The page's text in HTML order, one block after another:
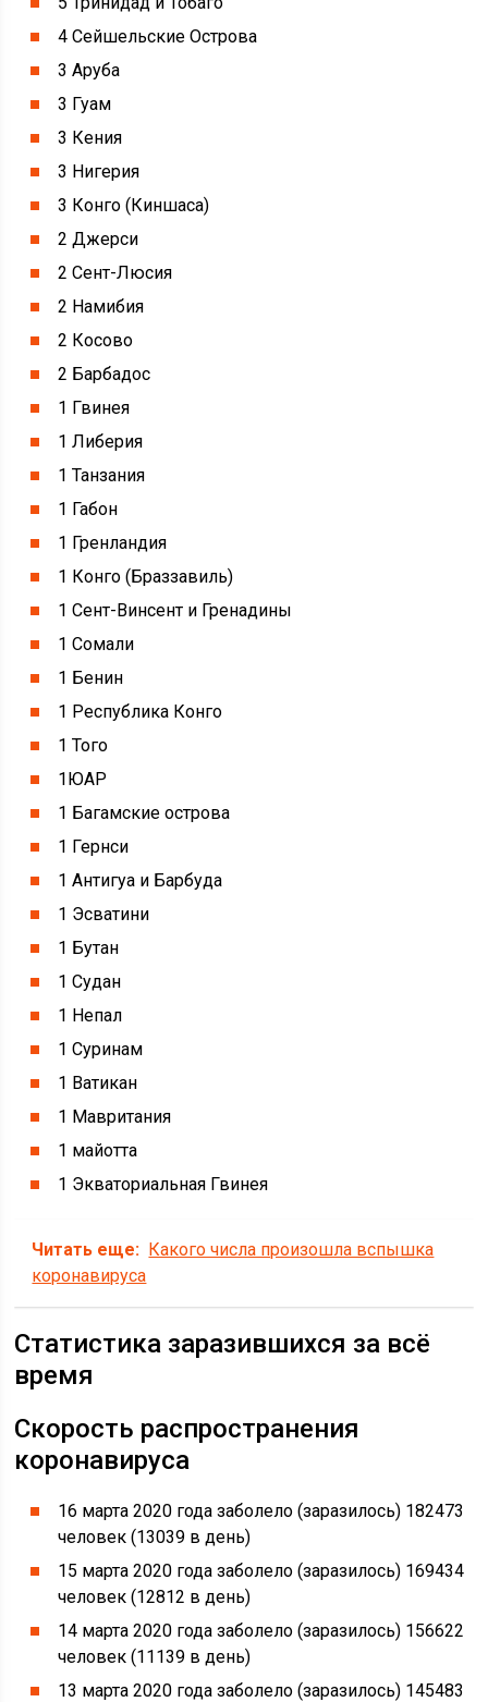
4 Сейшельские Острова
3 Аруба
3 Гуам
3 Кения
3 Нигерия
3 Конго (Киншаса)
2 Джерси
2 Сент-Люсия
2 Намибия
2 Косово
2 Барбадос
1 Гвинея
1 Либерия
1 Танзания
1 Габон
1 Гренландия
1 Конго (Браззавиль)
1 Сент-Винсент и Гренадины
1 Сомали
1 Бенин
1 Республика Конго
1 Того
1ЮАР
1 Багамские острова
1 Гернси
1 Антигуа и Барбуда
1 Эсватини
1 Бутан
1 Судан
1 Непал
1 Суринам
1 Ватикан
1 Мавритания
1 майотта
1 Экваториальная Гвинея
Читать еще: Какого числа произошла вспышка
коронавируса
Статистика заразившихся за всё
время
Скорость распространения
коронавируса
16 марта 2020 года заболело (заразилось) 182473
человек (13039 в день)
15 марта 2020 года заболело (заразилось) 169434
человек (12812 в день)
14 марта 2020 года заболело (заразилось) 156622
человек (11139 в день)
13 марта 2020 года заболело (заразилось) 145483